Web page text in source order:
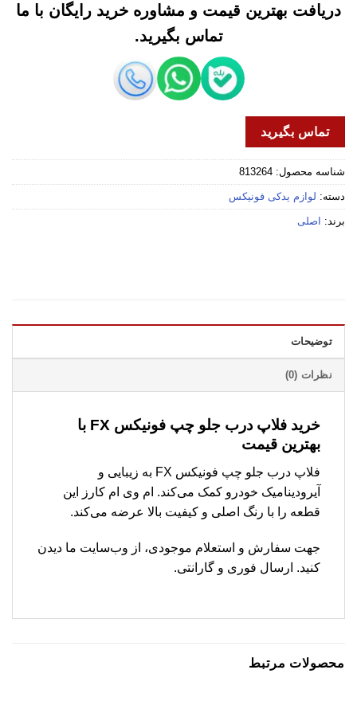
دریافت بهترین قیمت و مشاوره خرید رایگان با ما
تماس بگیرید.
تماس بگیرید
شناسه محصول: 813264
دسته: لوازم یدکی فونیکس
برند: اصلی
توضیحات
نظرات (0)
خرید فلاپ درب جلو چپ فونیکس FX با
بهترین قیمت
فلاپ درب جلو چپ فونیکس FX به زیبایی و
آیرودینامیک خودرو کمک می‌کند. ام وی ام کارز این
قطعه را با رنگ اصلی و کیفیت بالا عرضه می‌کند.
جهت سفارش و استعلام موجودی، از وب‌سایت ما دیدن
کنید. ارسال فوری و گارانتی.
محصولات مرتبط